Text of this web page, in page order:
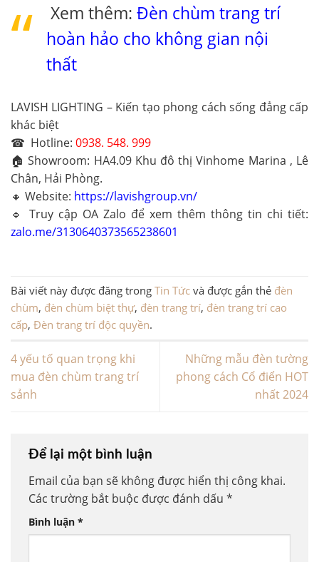
Xem thêm: Đèn chùm trang trí
hoàn hảo cho không gian nội
thất
LAVISH LIGHTING – Kiến tạo phong cách sống đẳng cấp
khác biệt
☎ Hotline: 0938. 548. 999
🏠 Showroom: HA4.09 Khu đô thị Vinhome Marina , Lê
Chân, Hải Phòng.
🔸 Website: https://lavishgroup.vn/
🔹 Truy cập OA Zalo để xem thêm thông tin chi tiết:
zalo.me/3130640373565238601
Bài viết này được đăng trong Tin Tức và được gắn thẻ đèn
chùm, đèn chùm biệt thự, đèn trang trí, đèn trang trí cao
cấp, Đèn trang trí độc quyền.
4 yếu tố quan trọng khi
mua đèn chùm trang trí
sảnh
Những mẫu đèn tường
phong cách Cổ điển HOT
nhất 2024
Để lại một bình luận
Email của bạn sẽ không được hiển thị công khai.
Các trường bắt buộc được đánh dấu *
Bình luận *